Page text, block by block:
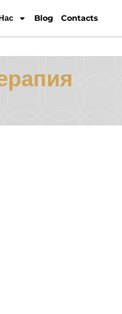
Blog Contacts